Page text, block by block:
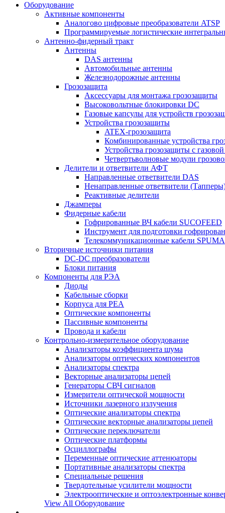
Оборудование
Активные компоненты
Аналогово цифровые преобразователи ATSP
Программируемые логистические
Антенно-фидерный тракт
Антенны
DAS антенны
Автомобильные антенны
Железнодорожные антенны
Грозозащита
Аксессуары для монтажа грозозащиты
Высоковольтные блокировки DC
Газовые капсулы для устройств
Устройства грозозащиты
ATEX-грозозащита
Комбинированные устройства
Устройства грозозащиты с
Четвертьволновые модули
Делители и ответвители АФТ
Направленные ответвители DAS
Ненаправленные ответвители
Реактивные делители
Джамперы
Фидерные кабели
Гофрированные ВЧ кабели SUCOFEED
Инструмент для подготовки
Телекоммуникационные кабели SPUMA
Вторичные источники питания
DC-DC преобразователи
Блоки питания
Компоненты для РЭА
Диоды
Кабельные сборки
Корпуса для РЕА
Оптические компоненты
Пассивные компоненты
Провода и кабели
Контрольно-измерительное оборудование
Анализаторы коэффициента шума
Анализаторы оптических компонентов
Анализаторы спектра
Векторные анализаторы цепей
Генераторы СВЧ сигналов
Измерители оптической мощности
Источники лазерного излучения
Оптические анализаторы спектра
Оптические векторные анализаторы цепей
Оптические переключатели
Оптические платформы
Осциллографы
Переменные оптические аттенюаторы
Портативные анализаторы спектра
Специальные решения
Твердотельные усилители мощности
Электрооптические и оптоэлектронные
View All Оборудование